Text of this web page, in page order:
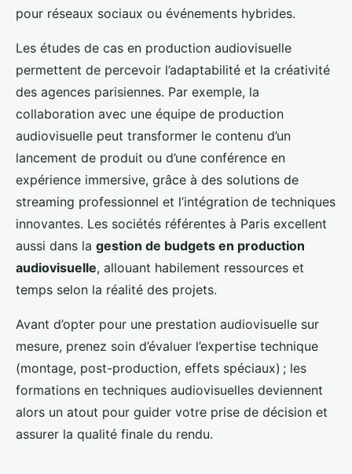
pour réseaux sociaux ou événements hybrides.
Les études de cas en production audiovisuelle
permettent de percevoir l’adaptabilité et la créativité
des agences parisiennes. Par exemple, la
collaboration avec une équipe de production
audiovisuelle peut transformer le contenu d’un
lancement de produit ou d’une conférence en
expérience immersive, grâce à des solutions de
streaming professionnel et l’intégration de techniques
innovantes. Les sociétés référentes à Paris excellent
aussi dans la gestion de budgets en production
audiovisuelle, allouant habilement ressources et
temps selon la réalité des projets.
Avant d’opter pour une prestation audiovisuelle sur
mesure, prenez soin d’évaluer l’expertise technique
(montage, post-production, effets spéciaux) ; les
formations en techniques audiovisuelles deviennent
alors un atout pour guider votre prise de décision et
assurer la qualité finale du rendu.